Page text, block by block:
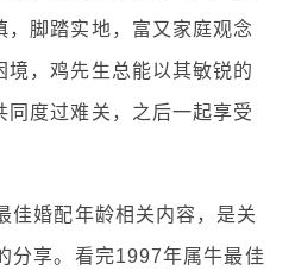
，脚踏实地，富又家庭观念
，鸡先生总能以其敏锐的
同度过难关，之后一起享受
佳婚配年龄相关内容，是关
分享。看完1997年属牛最佳